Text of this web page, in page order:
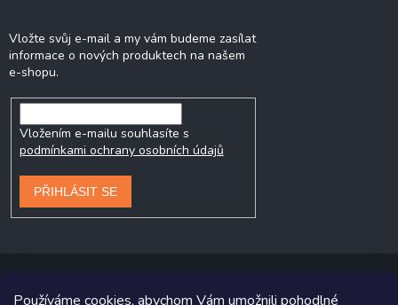
Používáme cookies, abychom Vám umožnili pohodlné
Vložte svůj e-mail a my vám budeme zasílat
informace o nových produktech na našem
e-shopu.
Vložením e-mailu souhlasíte s
podmínkami ochrany osobních údajů
PŘIHLÁSIT SE